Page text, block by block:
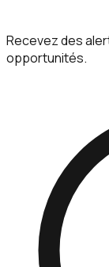
Recevez des
opportunités.